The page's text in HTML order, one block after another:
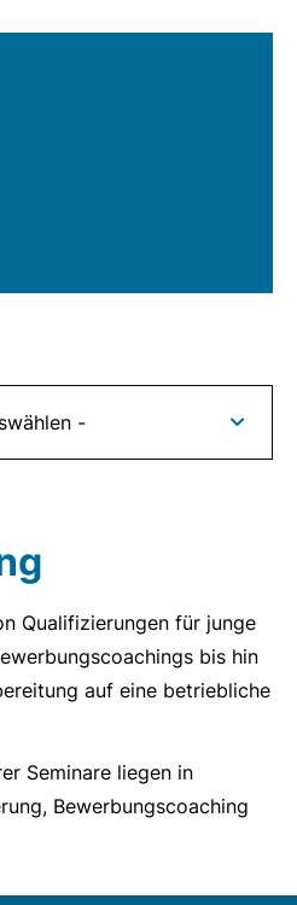
-
Qualifizierungen für junge
bis hin
auf eine betriebliche
Seminare liegen in
Bewerbungscoaching